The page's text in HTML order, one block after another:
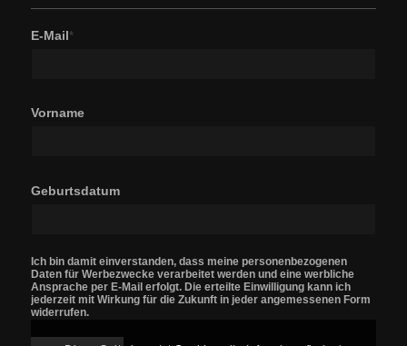
E-Mail *
Vorname
Geburtsdatum
Ich bin damit einverstanden, dass meine personenbezogenen
Daten für Werbezwecke verarbeitet werden und eine werbliche
Ansprache per E-Mail erfolgt. Die erteilte Einwilligung kann ich
jederzeit mit Wirkung für die Zukunft in jeder angemessenen Form
widerrufen.